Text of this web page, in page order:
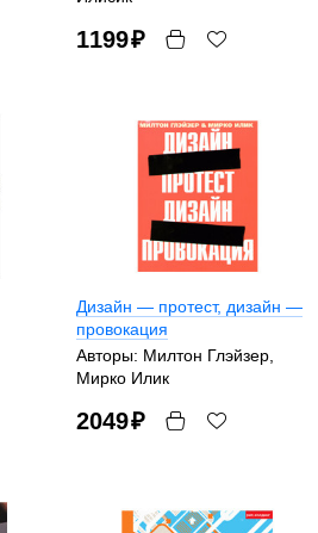
1199₽
Дизайн — протест, дизайн —
провокация
Авторы: Милтон Глэйзер,
Мирко Илик
2049₽